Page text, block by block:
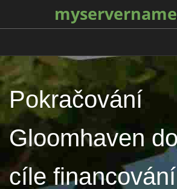
Pokračování
Gloomhaven
cíle